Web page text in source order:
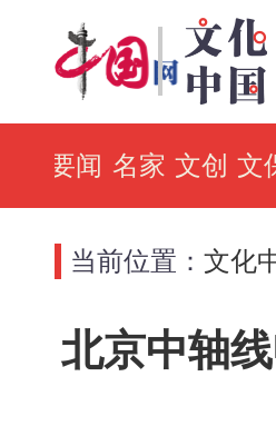
要闻 名家 文创 文
当前位置： 文化
北京中轴